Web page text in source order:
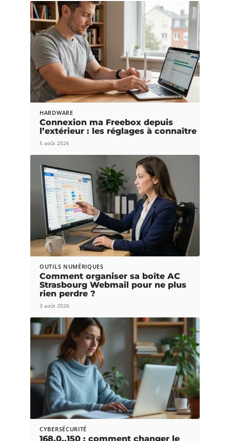
HARDWARE
Connexion ma Freebox depuis
l’extérieur : les réglages à connaître
5 août 2026
OUTILS NUMÉRIQUES
Comment organiser sa boîte AC
Strasbourg Webmail pour ne plus
rien perdre ?
3 août 2026
CYBERSÉCURITÉ
168.0..150 : comment changer le